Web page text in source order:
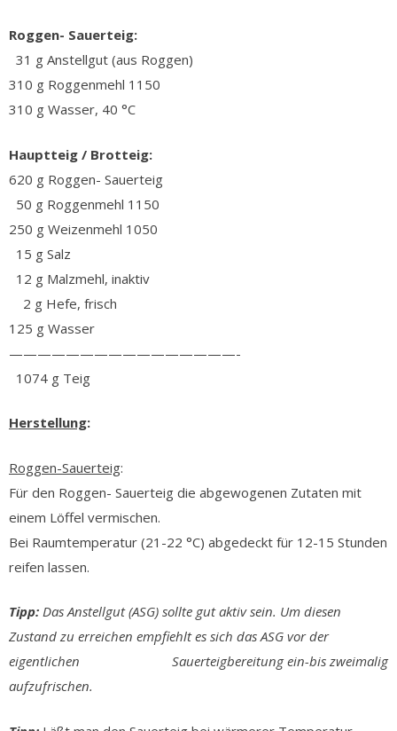
Roggen- Sauerteig:
31 g Anstellgut (aus Roggen)
310 g Roggenmehl 1150
310 g Wasser, 40 °C
Hauptteig / Brotteig:
620 g Roggen- Sauerteig
50 g Roggenmehl 1150
250 g Weizenmehl 1050
15 g Salz
12 g Malzmehl, inaktiv
2 g Hefe, frisch
125 g Wasser
————————————————-
1074 g Teig
Herstellung:
Roggen-Sauerteig:
Für den Roggen- Sauerteig die abgewogenen Zutaten mit
einem Löffel vermischen.
Bei Raumtemperatur (21-22 °C) abgedeckt für 12-15 Stunden
reifen lassen.
Tipp: Das Anstellgut (ASG) sollte gut aktiv sein. Um diesen
Zustand zu erreichen empfiehlt es sich das ASG vor der
eigentlichen Sauerteigbereitung ein-bis zweimalig
aufzufrischen.